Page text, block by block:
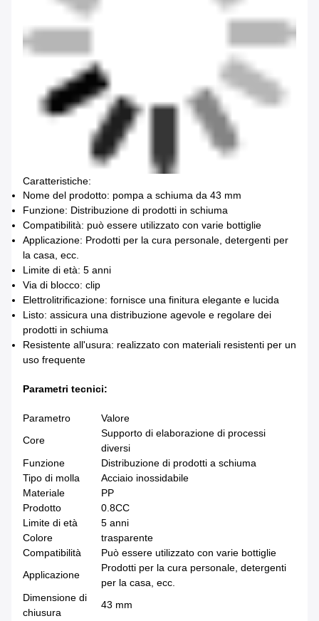
Caratteristiche:
Nome del prodotto: pompa a schiuma da 43 mm
Funzione: Distribuzione di prodotti in schiuma
Compatibilità: può essere utilizzato con varie bottiglie
Applicazione: Prodotti per la cura personale, detergenti per
la casa, ecc.
Limite di età: 5 anni
Via di blocco: clip
Elettrolitrificazione: fornisce una finitura elegante e lucida
Listo: assicura una distribuzione agevole e regolare dei
prodotti in schiuma
Resistente all'usura: realizzato con materiali resistenti per un
uso frequente
Parametri tecnici:
Parametro
Valore
Core
Supporto di elaborazione di processi
diversi
Funzione
Distribuzione di prodotti a schiuma
Tipo di molla
Acciaio inossidabile
Materiale
PP
Prodotto
0.8CC
Limite di età
5 anni
Colore
trasparente
Compatibilità
Può essere utilizzato con varie bottiglie
Applicazione
Prodotti per la cura personale, detergenti
per la casa, ecc.
Dimensione di
chiusura
43 mm